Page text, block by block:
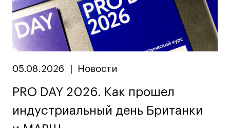
05.08.2026 Новости
PRO DAY 2026. Как прошел
индустриальный день Британки